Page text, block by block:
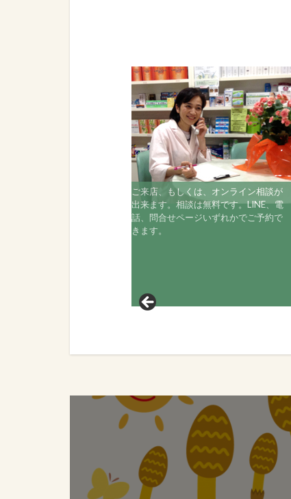
ご来店、もしくは、オンライン相談が
出来ます。相談は無料です。LINE、電
話、問合せページいずれかでご予約で
きます。